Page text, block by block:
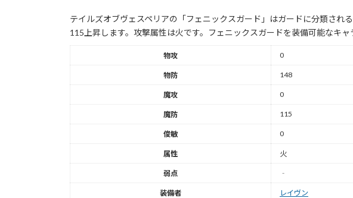
テイルズオブヴェスペリアの「フェニックスガード」はガードに分類され
115上昇します。攻撃属性は火です。フェニックスガードを装備可能なキャ
物攻 0
物防 148
魔攻 0
魔防 115
俊敏 0
属性 火
弱点 ‐
装備者 レイヴン